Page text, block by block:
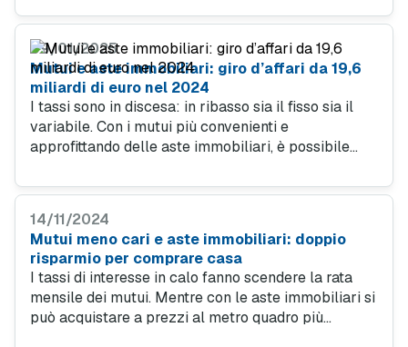
parte della BCE, promette di spingere la
partecipazione degli italiani alle gare.
09/01/2025
Mutui e aste immobiliari: giro d’affari da 19,6
miliardi di euro nel 2024
I tassi sono in discesa: in ribasso sia il fisso sia il
variabile. Con i mutui più convenienti e
approfittando delle aste immobiliari, è possibile
basso rispetto ai listini del mercato standard.
14/11/2024
Mutui meno cari e aste immobiliari: doppio
risparmio per comprare casa
I tassi di interesse in calo fanno scendere la rata
mensile dei mutui. Mentre con le aste immobiliari si
può acquistare a prezzi al metro quadro più